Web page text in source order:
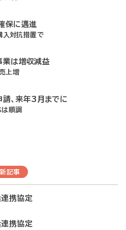
保に邁進
入対抗措置で
業は増収減益
上増
、来年3月までに
は順調
記事
連携協定
連携協定